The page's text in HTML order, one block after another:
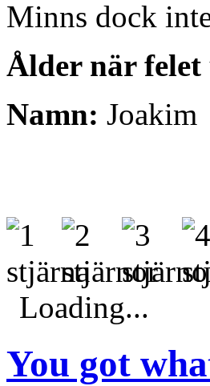
Minns dock
Ålder när felet
Namn: Joakim
Loading...
You got